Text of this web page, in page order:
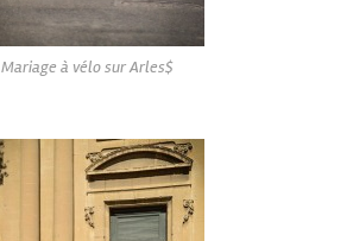
Mariage à vélo sur Arles$